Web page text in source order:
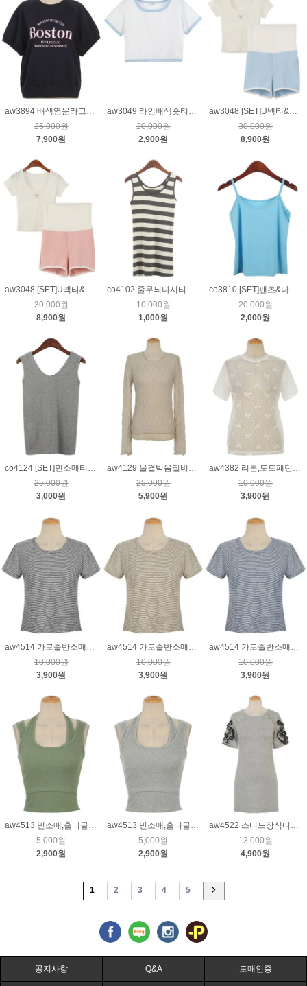
25,000원
7,900원
20,000원
2,900원
30,000원
8,900원
aw3048 [SET]U넥티&하이웨이스트팬츠_핑크
30,000원
8,900원
co4102 줄무늬나시티_차콜
10,000원
1,000원
co3810 [SET]팬츠&나시_하늘
20,000원
2,000원
co4124 [SET]민소매티&스커트_그레이
25,000원
3,000원
aw4129 물결박음질비침스판티_베이지
25,000원
5,900원
aw4382 리본,도트패턴시스루티_크림
10,000원
3,900원
aw4514 가로줄반소매티_블랙
10,000원
3,900원
aw4514 가로줄반소매티_브라운
10,000원
3,900원
aw4514 가로줄반소매티_네이비
10,000원
3,900원
aw4513 민소매,홀터골지티_카키
5,000원
2,900원
aw4513 민소매,홀터골지티_그레이
5,000원
2,900원
aw4522 스터드장식티_그레이
13,000원
4,900원
1 2 3 4 5
공지사항 Q&A 도매인증